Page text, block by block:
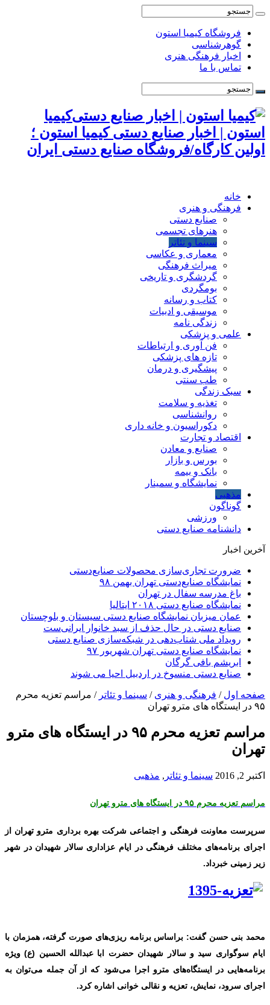
فروشگاه کیمیا استون
گوهرشناسی
اخبار فرهنگی هنری
تماس با ما
کیمیا
استون | اخبار صنایع دستی کیمیا استون ؛
اولین کارگاه/فروشگاه صنایع دستی ایران
خانه
فرهنگی و هنری
صنایع دستی
هنرهای تجسمی
سینما و تئاتر
معماری و عکاسی
میراث فرهنگی
گردشگری و تاریخی
بومگردی
کتاب و رسانه
موسیقی و ادبیات
زندگی نامه
علمی و پزشکی
فن آوری و ارتباطات
تازه های پزشکی
پیشگیری و درمان
طب سنتی
سبک زندگی
تغذیه و سلامت
روانشناسی
دکوراسیون و خانه داری
اقتصاد و تجارت
صنایع و معادن
بورس و بازار
بانک و بیمه
نمایشگاه و سمینار
مذهبی
گوناگون
ورزشی
دانشنامه صنایع دستی
آخرین اخبار
ضرورت تجاری‌سازی محصولات صنایع‌دستی
نمایشگاه صنایع‌دستی تهران بهمن ۹۸
باغ مدرسه سفال در تهران
نمایشگاه صنایع دستی ۲۰۱۸ ایتالیا
عمان میزبان نمایشگاه صنایع دستی سیستان و بلوچستان
صنایع دستی در حال حذف از سبد خانوار ایرانی‌ست
رویداد ملی شتاب‌دهی در شبکه‌سازی صنایع دستی
نمایشگاه صنایع دستی تهران شهریور ۹۷
ابریشم بافی گرگان
صنایع دستی منسوخ در اردبیل احیا می شوند
صفحه اول / فرهنگی و هنری / سینما و تئاتر / مراسم تعزیه محرم
۹۵ در ایستگاه های مترو تهران
مراسم تعزیه محرم ۹۵ در ایستگاه های مترو
تهران
اکتبر 2, 2016 سینما و تئاتر , مذهبی
مراسم تعزیه محرم ۹۵ در ایستگاه های مترو تهران
سرپرست معاونت فرهنگی و اجتماعی شرکت بهره برداری مترو تهران از
اجرای برنامه‌های مختلف فرهنگی در ایام عزاداری سالار شهیدان در شهر
زیر زمینی خبرداد.
محمد بنی حسن گفت: براساس برنامه ریزی‌های صورت گرفته، همزمان با
ایام سوگواری سید و سالار شهیدان حضرت ابا عبدالله الحسین (ع) ویژه
برنامه‌هایی در ایستگاه‌های مترو اجرا می‌شود که از آن جمله می‌توان به
اجرای سرود، نمایش، تعزیه و نقالی خوانی اشاره کرد.